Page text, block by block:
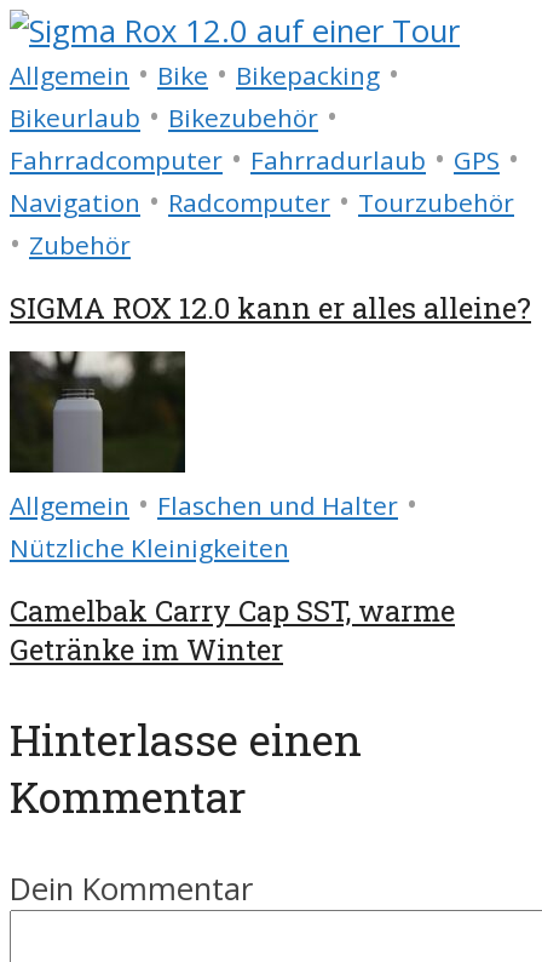
Allgemein • Bike • Bikepacking •
Bikeurlaub • Bikezubehör •
Fahrradcomputer • Fahrradurlaub • GPS •
Navigation • Radcomputer • Tourzubehör
• Zubehör
SIGMA ROX 12.0 kann er alles alleine?
Allgemein • Flaschen und Halter •
Nützliche Kleinigkeiten
Camelbak Carry Cap SST, warme
Getränke im Winter
Hinterlasse einen
Kommentar
Dein Kommentar